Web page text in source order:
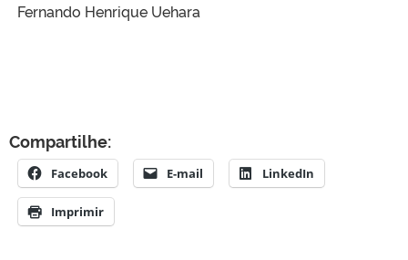
Fernando Henrique Uehara
Compartilhe:
Facebook E-mail LinkedIn
Imprimir